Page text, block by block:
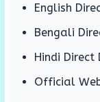
English
Bengali
Hindi Direct
Official